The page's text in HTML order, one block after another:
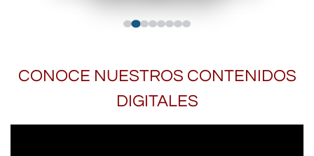
CONOCE NUESTROS CONTENIDOS
DIGITALES